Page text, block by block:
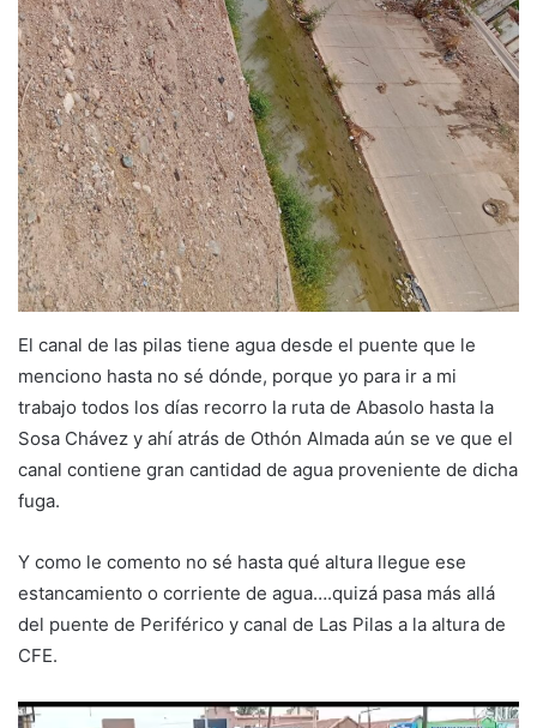
El canal de las pilas tiene agua desde el puente que le
menciono hasta no sé dónde, porque yo para ir a mi
trabajo todos los días recorro la ruta de Abasolo hasta la
Sosa Chávez y ahí atrás de Othón Almada aún se ve que el
canal contiene gran cantidad de agua proveniente de dicha
fuga.
Y como le comento no sé hasta qué altura llegue ese
estancamiento o corriente de agua….quizá pasa más allá
del puente de Periférico y canal de Las Pilas a la altura de
CFE.